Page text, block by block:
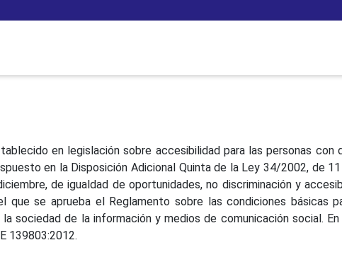
en legislación sobre accesibilidad para las personas
en la Disposición Adicional Quinta de la Ley 34/2002, de
de igualdad de oportunidades, no discriminación y
que se aprueba el Reglamento sobre las condiciones básicas
sociedad de la información y medios de comunicación social.
139803:2012.